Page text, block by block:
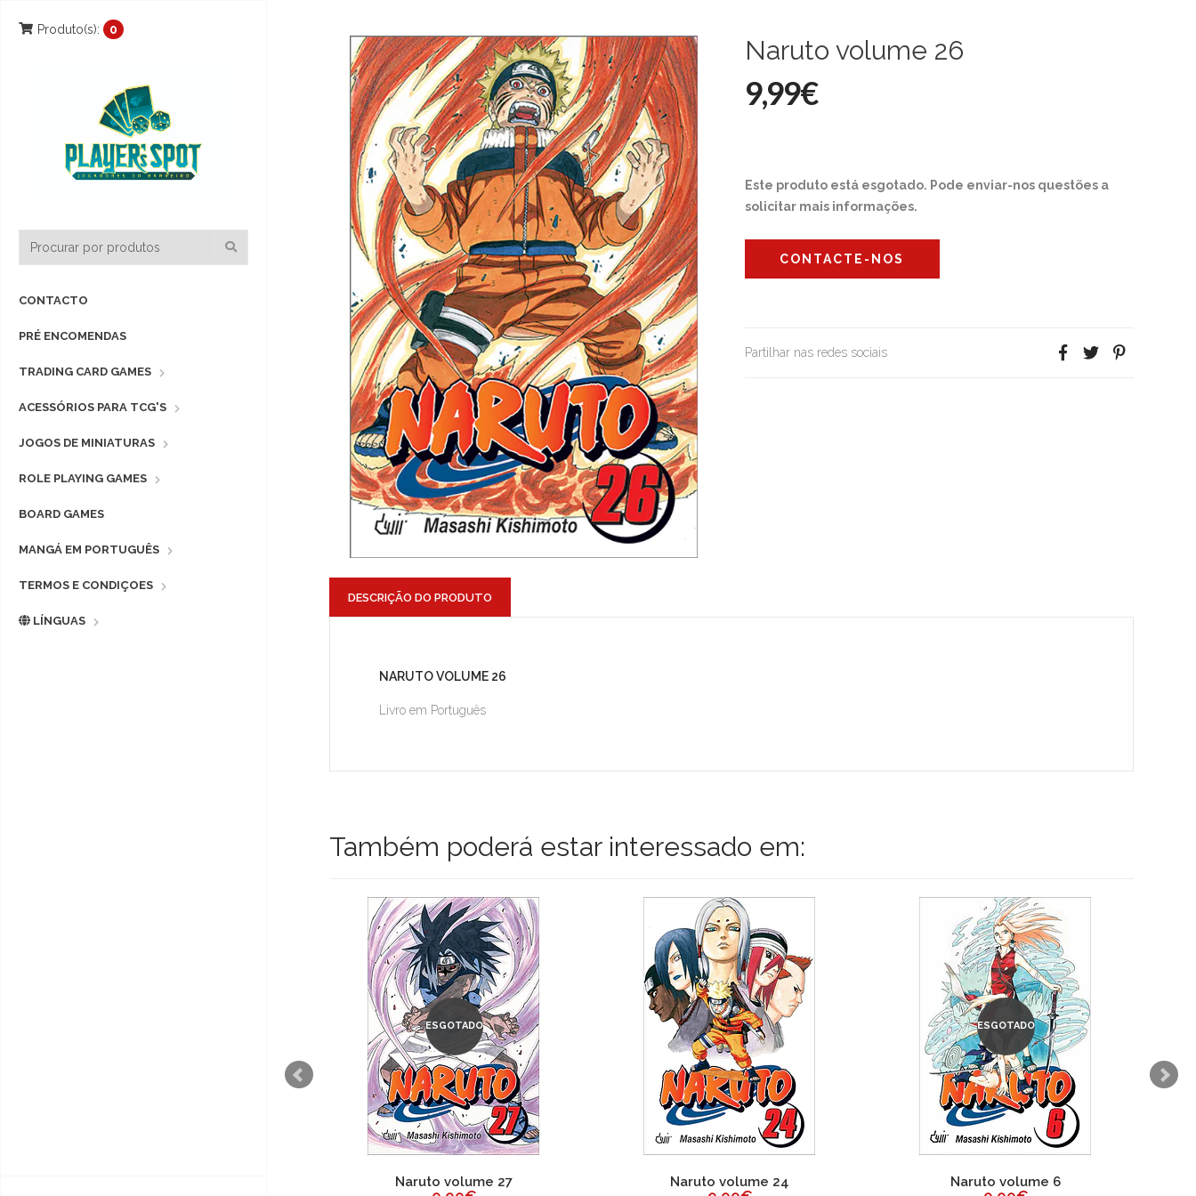
Produto(s): 0
CONTACTO
PRÉ ENCOMENDAS
TRADING CARD GAMES
ACESSÓRIOS PARA TCG'S
JOGOS DE MINIATURAS
ROLE PLAYING GAMES
BOARD GAMES
MANGÁ EM PORTUGUÊS
TERMOS E CONDIÇOES
LÍNGUAS
Naruto volume 26
9,99€
Este produto está esgotado. Pode enviar-nos questões a
solicitar mais informações.
CONTACTE-NOS
Partilhar nas redes sociais
DESCRIÇÃO DO PRODUTO
NARUTO VOLUME 26
Livro em Português
Também poderá estar interessado em:
ESGOTADO
Naruto volume 27 Naruto volume 24
ESGOTADO
Naruto volume 6